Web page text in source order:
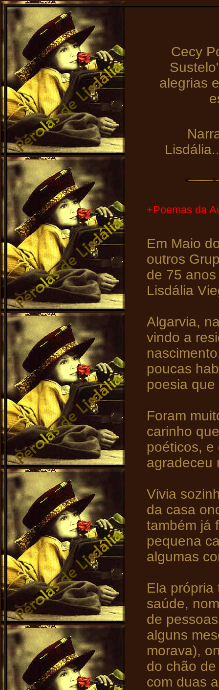
Cecy
alegrias
+Poemas da
Em Maio
outros
de 75
Lisdália
Algarvia,
vindo a
poucas
poesia
Foram
carinho
poéticos, e
agradeceu
Vivia
da casa
também já
pequena
algumas
Ela própria
saúde,
de
alguns
morava),
do chão
com duas